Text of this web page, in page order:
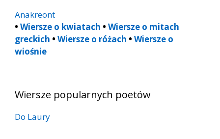
Anakreont
• Wiersze o kwiatach • Wiersze o mitach
greckich • Wiersze o różach • Wiersze o
wiośnie
Wiersze popularnych poetów
Do Laury